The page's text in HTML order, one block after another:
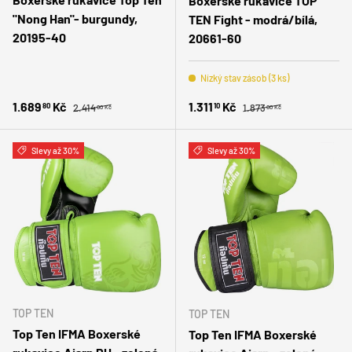
"Nong Han"- burgundy,
20195-40
Zlevněná cena
1.68980 Kč Běžná cena
2.41400 Kč
TEN Fight - modrá/bílá,
20661-60
Nízký stav zásob (3 ks)
Zlevněná cena
1.31110 Kč Běžná cena
1.87300 Kč
Slevy až 30%
TOP TEN
Top Ten IFMA Boxerské
Slevy až 30%
TOP TEN
Top Ten IFMA Boxerské